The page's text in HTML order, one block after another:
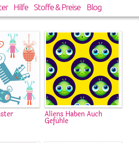
Hilfe Stoffe & Preise Blog
Aliens Haben Auch
Gefühle